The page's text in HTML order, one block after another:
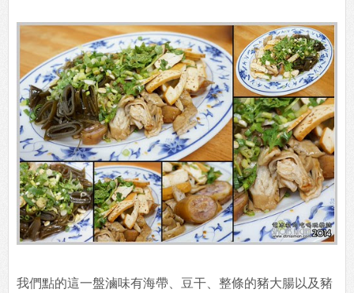
我們點的這一盤滷味有海帶、豆干、整條的豬大腸以及豬